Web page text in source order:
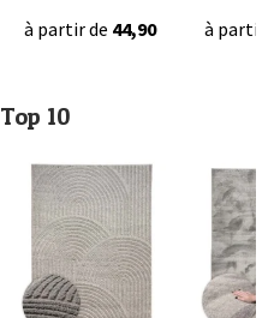
à partir de 44,90 à partir
Top 10